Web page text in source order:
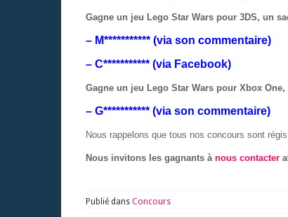
Gagne un jeu Lego Star Wars pour 3DS, un
– M*********** (via son commentaire)
– C*********** (via Facebook)
Gagne un jeu Lego Star Wars pour Xbox
– G*********** (via son commentaire)
Nous rappelons que tous nos concours sont
Nous invitons les gagnants à nous contacter
Publié dans Concours